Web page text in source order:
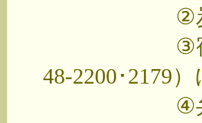
②炭酸マグ
③宿泊につ
48-2200･2179
④弁当を注